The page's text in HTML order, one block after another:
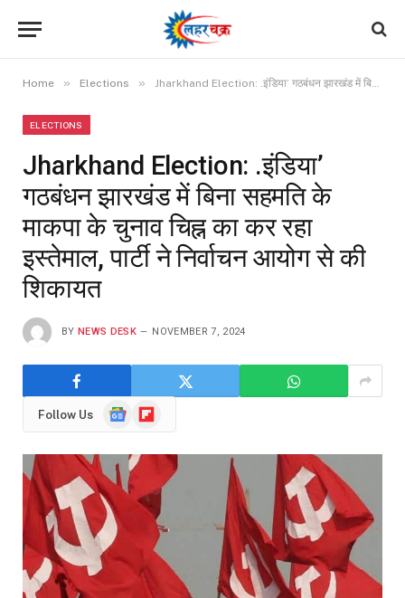
Home » Elections » Jharkhand Election: .इंडिया’ गठबंधन झारखंड में बिना सहमति के माकपा के चुनाव चिह्न का कर रहा इस्तेमाल, पार्टी ने निर्वाचन आयोग से की शिकायत
ELECTIONS
Jharkhand Election: .इंडिया’
गठबंधन झारखंड में बिना सहमति के
माकपा के चुनाव चिह्न का कर रहा
इस्तेमाल, पार्टी ने निर्वाचन आयोग से की
शिकायत
BY NEWS DESK NOVEMBER 7, 2024
Follow Us
GoogleFlipboard